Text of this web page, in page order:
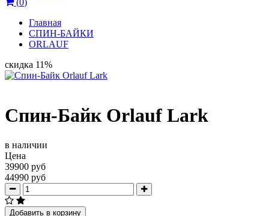
(0)
Главная
СПИН-БАЙКИ
ORLAUF
скидка 11%
Спин-Байк Orlauf Lark
в наличии
Цена
39900 руб
44990 руб
Добавить в корзину